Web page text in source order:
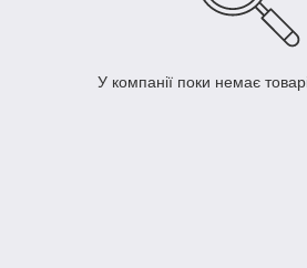
У компанії поки немає